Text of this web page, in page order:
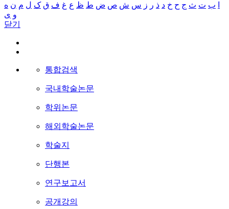
ب ت ث ج ح خ د ذ ر ز س ش ص ض ط ظ ع غ ف ق ک ل م ن ه
و ی
닫기
통합검색
국내학술논문
학위논문
해외학술논문
학술지
단행본
연구보고서
공개강의